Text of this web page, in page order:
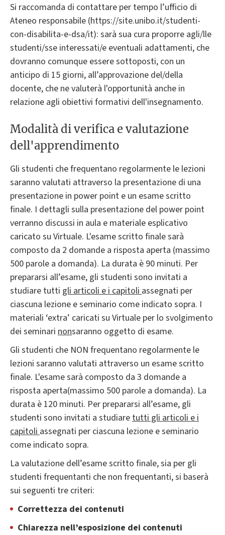
Si raccomanda di contattare per tempo l’ufficio di
Ateneo responsabile (https://site.unibo.it/studenti-
con-disabilita-e-dsa/it): sarà sua cura proporre agli/lle
studenti/sse interessati/e eventuali adattamenti, che
dovranno comunque essere sottoposti, con un
anticipo di 15 giorni, all’approvazione del/della
docente, che ne valuterà l'opportunità anche in
relazione agli obiettivi formativi dell'insegnamento.
Modalità di verifica e valutazione
dell'apprendimento
Gli studenti che frequentano regolarmente le lezioni
saranno valutati attraverso la presentazione di una
presentazione in power point e un esame scritto
finale. I dettagli sulla presentazione del power point
verranno discussi in aula e materiale esplicativo
caricato su Virtuale. L'esame scritto finale sarà
composto da 2 domande a risposta aperta (massimo
500 parole a domanda). La durata è 90 minuti. Per
prepararsi all’esame, gli studenti sono invitati a
studiare tutti gli articoli e i capitoliassegnati per
ciascuna lezione e seminario come indicato sopra. I
materiali ‘extra’ caricati su Virtuale per lo svolgimento
dei seminari nonsaranno oggetto di esame.
Gli studenti che NON frequentano regolarmente le
lezioni saranno valutati attraverso un esame scritto
finale. L'esame sarà composto da 3 domande a
risposta aperta(massimo 500 parole a domanda). La
durata è 120 minuti. Per prepararsi all’esame, gli
studenti sono invitati a studiaretutti gli articoli e i
capitoliassegnati per ciascuna lezione e seminario
come indicato sopra.
La valutazione dell’esame scritto finale, sia per gli
studenti frequentanti che non frequentanti, si baserà
sui seguenti tre criteri:
Correttezza dei contenuti
Chiarezza nell’esposizione dei contenuti